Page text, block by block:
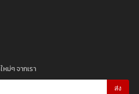
ม่ๆ จากเรา
ส่ง